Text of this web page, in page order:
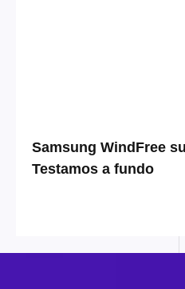
Samsung WindFree
Testamos a fundo